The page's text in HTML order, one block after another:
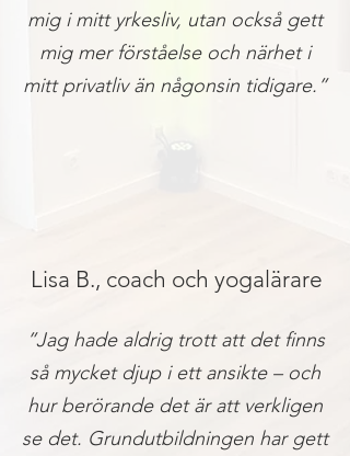
mig i mitt yrkesliv, utan också gett
mig mer förståelse och närhet i
mitt privatliv än någonsin tidigare.”
Lisa B., coach och yogalärare
”Jag hade aldrig trott att det finns
så mycket djup i ett ansikte – och
hur berörande det är att verkligen
se det. Grundutbildningen har gett